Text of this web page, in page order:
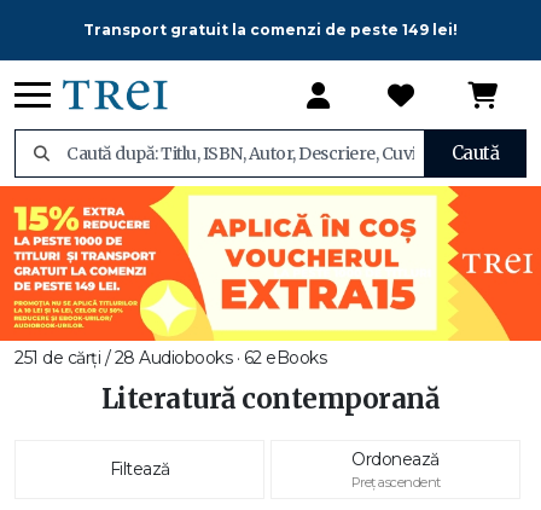
Transport gratuit la comenzi de peste 149 lei!
Caută
251 de cărți / 28 Audiobooks · 62 eBooks
Literatură contemporană
Filtează Ordonează
Preț ascendent